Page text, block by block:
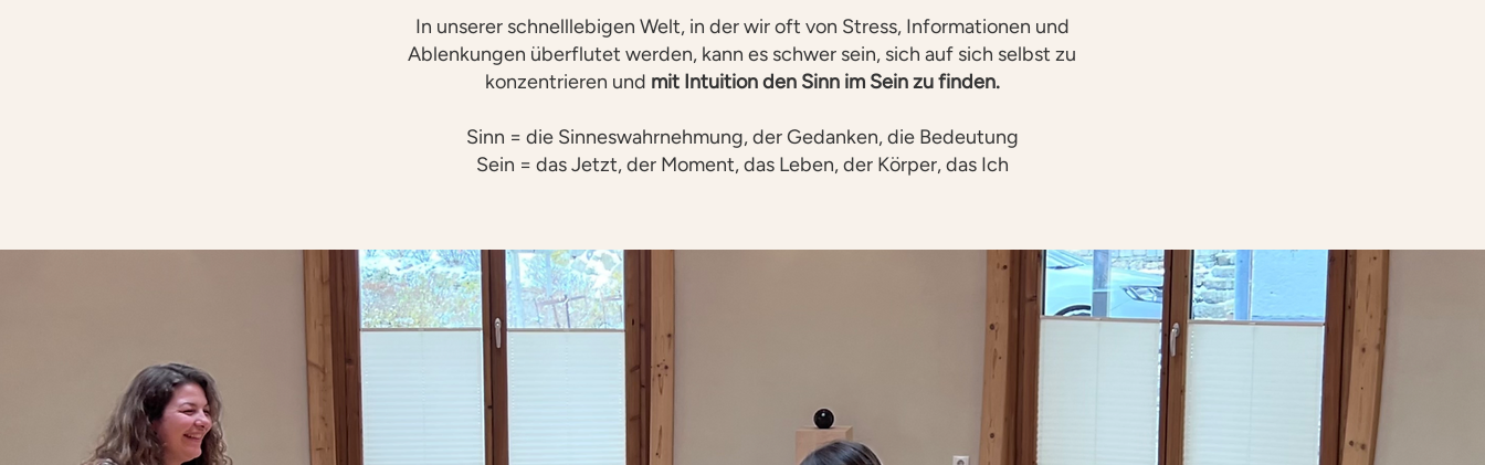
In unserer schnelllebigen Welt, in der wir oft von Stress, Informationen und
Ablenkungen überflutet werden, kann es schwer sein, sich auf sich selbst zu
konzentrieren und mit Intuition den Sinn im Sein zu finden.
Sinn = die Sinneswahrnehmung, der Gedanken, die Bedeutung
Sein = das Jetzt, der Moment, das Leben, der Körper, das Ich